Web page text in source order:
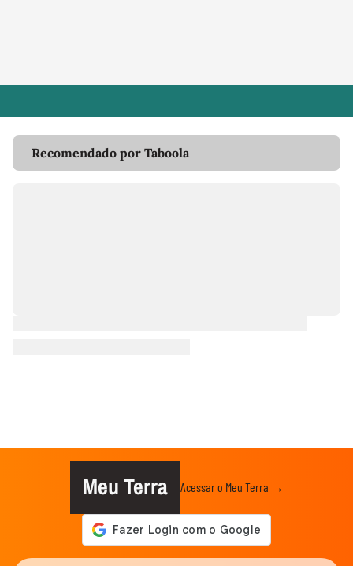
Recomendado por Taboola
Meu Terra Acessar o Meu Terra →